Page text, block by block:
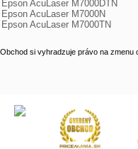
Epson AcuLaser M7000DTN
Epson AcuLaser M7000N
Epson AcuLaser M7000TN
Obchod si vyhradzuje právo na zmenu